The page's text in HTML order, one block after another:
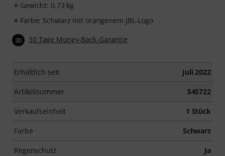
Gewicht: 0,73 kg
Farbe: Schwarz mit orangenem JBL-Logo
30 30 Tage Money-Back-Garantie
Erhältlich seit Juli 2022
Artikelnummer 545722
Verkaufseinheit 1 Stück
Farbe Schwarz
Regenschutz Ja